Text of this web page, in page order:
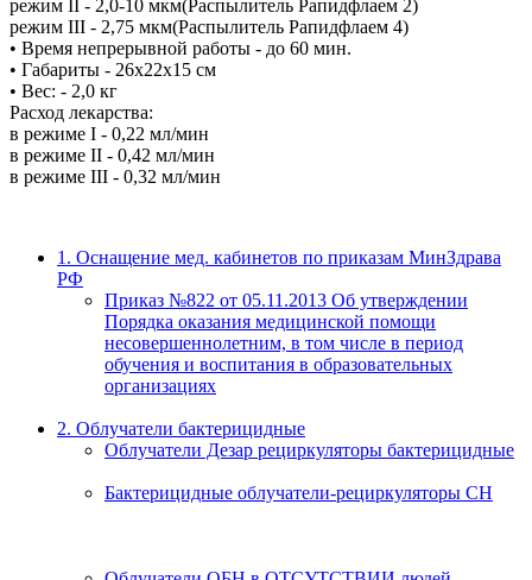
режим II - 2,0-10 мкм(Распылитель Рапидфлаем 2)
режим III - 2,75 мкм(Распылитель Рапидфлаем 4)
• Время непрерывной работы - до 60 мин.
• Габариты - 26х22х15 см
• Вес: - 2,0 кг
Расход лекарства:
в режиме I - 0,22 мл/мин
в режиме II - 0,42 мл/мин
в режиме III - 0,32 мл/мин
1. Оснащение мед. кабинетов по приказам МинЗдрава
РФ
Приказ №822 от 05.11.2013 Об утверждении
Порядка оказания медицинской помощи
несовершеннолетним, в том числе в период
обучения и воспитания в образовательных
организациях
2. Облучатели бактерицидные
Облучатели Дезар рециркуляторы бактерицидные
Бактерицидные облучатели-рециркуляторы СН